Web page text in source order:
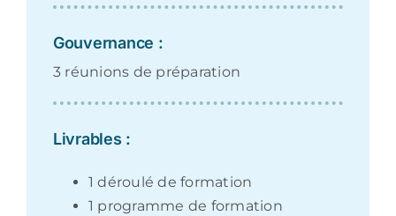
Gouvernance :
3 réunions de préparation
Livrables :
1 déroulé de formation
1 programme de formation